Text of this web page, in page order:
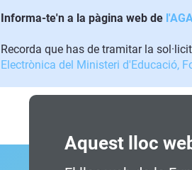
Aquest lloc
Informa-te'n a la pàgina web de
Recorda que has de tramitar la
Electrònica del Ministeri d'Educació,